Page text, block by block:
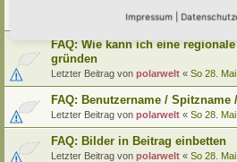
FAQ: Profil ändern / Hortus-
Letzter Beitrag vonpolarwelt «Mo 29.
FAQ: Wie kann ich eine
gründen
Letzter Beitrag von polarwelt « So 28.
FAQ: Benutzername / Spitzname
Letzter Beitrag von polarwelt « So 28.
FAQ: Bilder in Beitrag einbetten
Letzter Beitrag von polarwelt « So 28.
Impressum